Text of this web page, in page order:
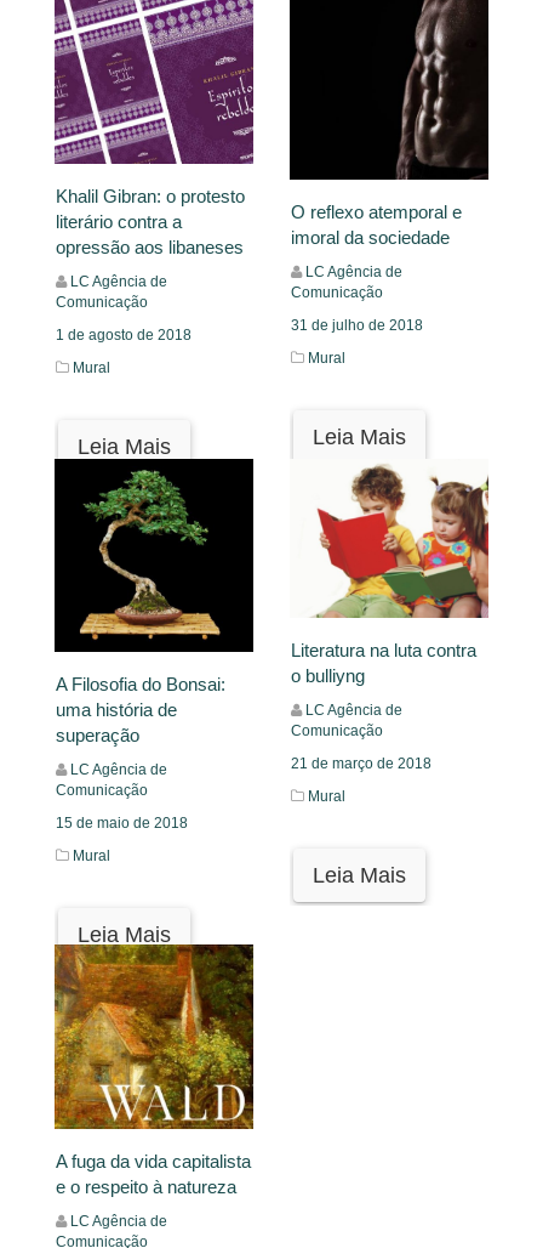
Khalil Gibran: o protesto
literário contra a
opressão aos libaneses
LC Agência de
Comunicação
1 de agosto de 2018
Mural
Leia Mais
O reflexo atemporal e
imoral da sociedade
LC Agência de
Comunicação
31 de julho de 2018
Mural
Leia Mais
A Filosofia do Bonsai:
uma história de
superação
LC Agência de
Comunicação
15 de maio de 2018
Mural
Leia Mais
Literatura na luta contra
o bulliyng
LC Agência de
Comunicação
21 de março de 2018
Mural
Leia Mais
A fuga da vida capitalista
e o respeito à natureza
LC Agência de
Comunicação